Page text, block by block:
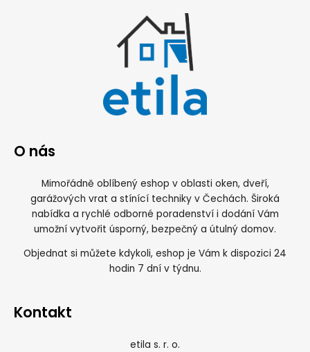
O nás
Mimořádně oblíbený eshop v oblasti oken, dveří,
garážových vrat a stínící techniky v Čechách. Široká
nabídka a rychlé odborné poradenství i dodání Vám
umožní vytvořit úsporný, bezpečný a útulný domov.
Objednat si můžete kdykoli, eshop je Vám k dispozici 24
hodin 7 dní v týdnu.
Kontakt
etila s. r. o.